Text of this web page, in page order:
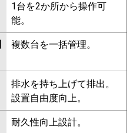
1台を2か所から操作可
能。
複数台を一括管理。
排水を持ち上げて排出。
設置自由度向上。
耐久性向上設計。